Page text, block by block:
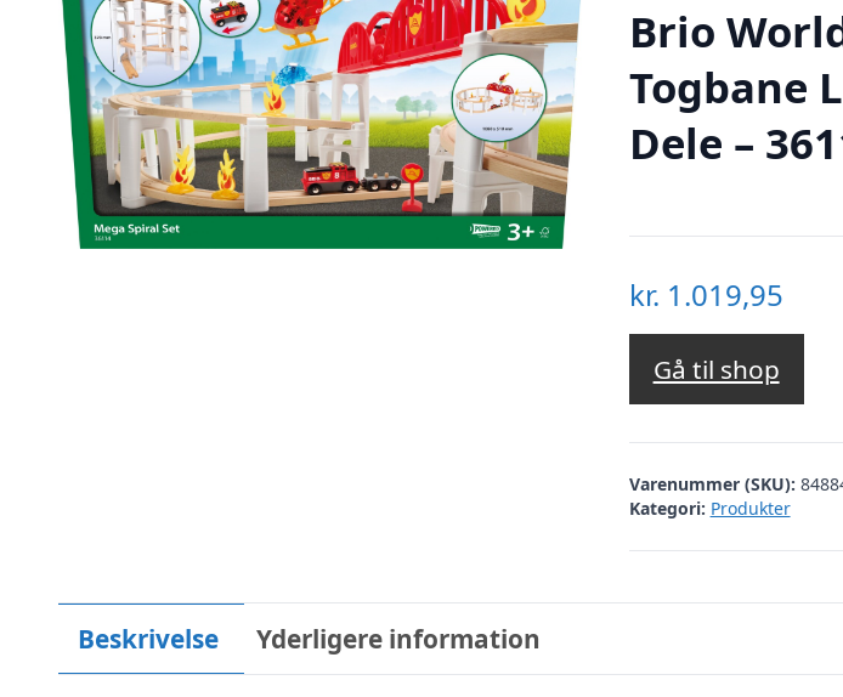
Brio
Togbane
Dele –
kr. 1.019,95
Gå til shop
Varenummer (SKU):
Kategori: Produkter
Beskrivelse Yderligere information